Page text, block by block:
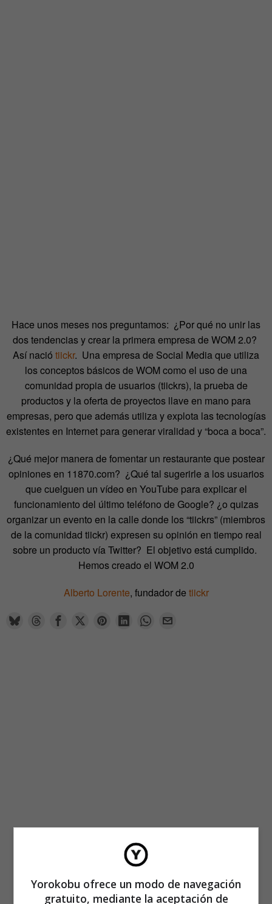
Hace unos meses nos preguntamos: ¿Por qué no unir las
dos tendencias y crear la primera empresa de WOM 2.0?
Así nació tiickr. Una empresa de Social Media que utiliza
los conceptos básicos de WOM como el uso de una
comunidad propia de usuarios (tiickrs), la prueba de
productos y la oferta de proyectos llave en mano para
empresas, pero que además utiliza y explota las tecnologías
existentes en Internet para generar viralidad y “boca a boca”.
¿Qué mejor manera de fomentar un restaurante que postear
opiniones en 11870.com? ¿Qué tal sugerirle a los usuarios
que cuelguen un vídeo en YouTube para explicar el
funcionamiento del último teléfono de Google? ¿o quizas
organizar un evento en la calle donde los “tiickrs” (miembros
de la comunidad tiickr) expresen su opinión en tiempo real
sobre un producto vía Twitter? El objetivo está cumplido.
Hemos creado el WOM 2.0
Alberto Lorente, fundador de tiickr
Yorokobu ofrece un modo de navegación
gratuito, mediante la aceptación de